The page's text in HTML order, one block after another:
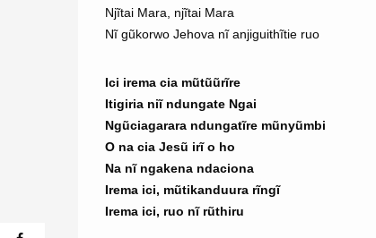
Njĩtai Mara, njĩtai Mara
Nĩ gũkorwo Jehova nĩ anjiguithĩtie ruo
Ici irema cia mũtũũrĩre
Itigiria niĩ ndungate Ngai
Ngũciagarara ndungatĩre mũnyũmbi
O na cia Jesũ irĩ o ho
Na nĩ ngakena ndaciona
Irema ici, mũtikanduura rĩngĩ
Irema ici, ruo nĩ rũthiru